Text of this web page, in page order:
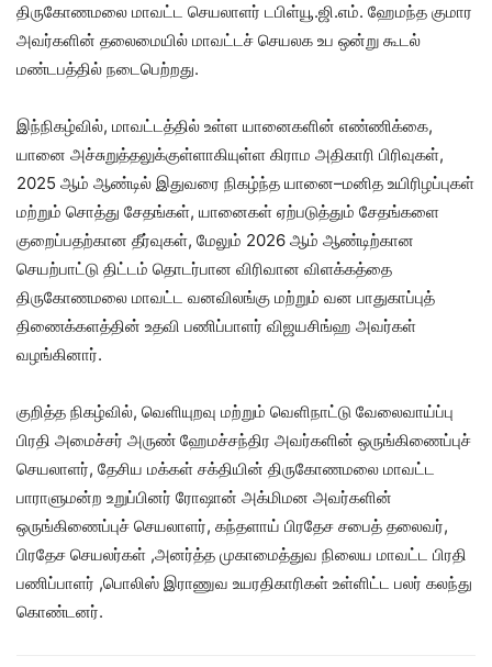
திருகோணமலை மாவட்ட செயலாளர் டபிள்யூ.ஜி.எம். ஹேமந்த குமார
அவர்களின் தலைமையில் மாவட்டச் செயலக உப ஒன்று கூடல்
மண்டபத்தில் நடைபெற்றது.
இந்நிகழ்வில், மாவட்டத்தில் உள்ள யானைகளின் எண்ணிக்கை,
யானை அச்சுறுத்தலுக்குள்ளாகியுள்ள கிராம அதிகாரி பிரிவுகள்,
2025 ஆம் ஆண்டில் இதுவரை நிகழ்ந்த யானை–மனித உயிரிழப்புகள்
மற்றும் சொத்து சேதங்கள், யானைகள் ஏற்படுத்தும் சேதங்களை
குறைப்பதற்கான தீர்வுகள், மேலும் 2026 ஆம் ஆண்டிற்கான
செயற்பாட்டு திட்டம் தொடர்பான விரிவான விளக்கத்தை
திருகோணமலை மாவட்ட வனவிலங்கு மற்றும் வன பாதுகாப்புத்
திணைக்களத்தின் உதவி பணிப்பாளர் விஜயசிங்ஹ அவர்கள்
வழங்கினார்.
குறித்த நிகழ்வில், வெளியுறவு மற்றும் வெளிநாட்டு வேலைவாய்ப்பு
பிரதி அமைச்சர் அருண் ஹேமச்சந்திர அவர்களின் ஒருங்கிணைப்புச்
செயலாளர், தேசிய மக்கள் சக்தியின் திருகோணமலை மாவட்ட
பாராளுமன்ற உறுப்பினர் ரோஷான் அக்மிமன அவர்களின்
ஒருங்கிணைப்புச் செயலாளர், கந்தளாய் பிரதேச சபைத் தலைவர்,
பிரதேச செயலர்கள் ,அனர்த்த முகாமைத்துவ நிலைய மாவட்ட பிரதி
பணிப்பாளர் ,பொலிஸ் இராணுவ உயரதிகாரிகள் உள்ளிட்ட பலர் கலந்து
கொண்டனர்.